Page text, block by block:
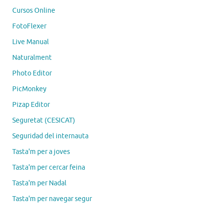
Cursos Online
FotoFlexer
Live Manual
Naturalment
Photo Editor
PicMonkey
Pizap Editor
Seguretat (CESICAT)
Seguridad del internauta
Tasta'm per a joves
Tasta'm per cercar feina
Tasta'm per Nadal
Tasta'm per navegar segur